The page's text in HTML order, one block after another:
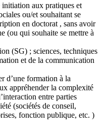
initiation aux pratiques et
ou/et souhaitant se
en doctorat , sans avoir
(ou qui souhaite se mettre à
(SG) ; sciences, techniques
et de la communication
d’une formation à la
appréhender la complexité
entre parties
(sociétés de conseil,
fonction publique, etc. )